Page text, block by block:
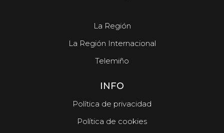
La Región
La Región Internacional
Telemiño
INFO
Política de privacidad
Política de cookies